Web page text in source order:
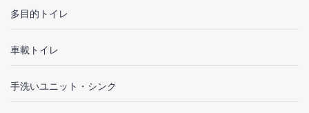
多目的トイレ
車載トイレ
手洗いユニット・シンク